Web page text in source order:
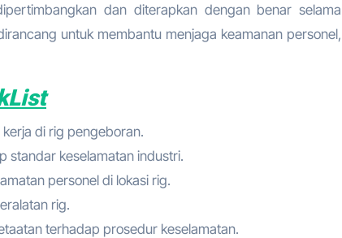
dan diterapkan dengan benar selama
untuk membantu menjaga keamanan personel,
di rig pengeboran.
standar keselamatan industri.
personel di lokasi rig.
rig.
terhadap prosedur keselamatan.